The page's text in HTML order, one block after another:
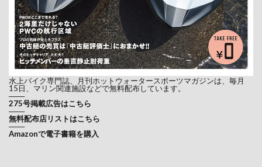
水上バイク専門誌、月刊ホットウォータースポーツマガジンは、毎月
15日、マリン関連施設などで無料配布しています。
───
275号掲載広告はこちら
───
無料配布店リストはこちら
───
Amazonで電子書籍を購入